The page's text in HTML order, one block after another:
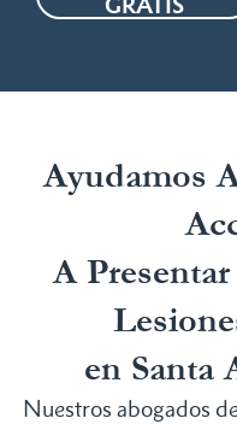
Ayudamos
A
en Santa
Nuestros abogados